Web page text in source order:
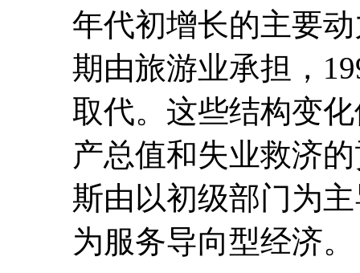
年代初增长的主要
期由旅游业承担，
取代。这些结构变
产总值和失业救济
斯由以初级部门为
为服务导向型经济。